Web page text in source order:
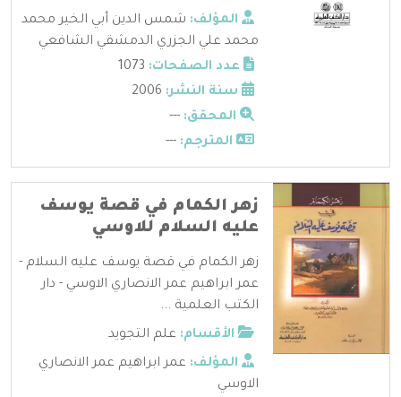
المؤلف: شمس الدين أبي الخير محمد
محمد علي الجزري الدمشقي الشافعي
عدد الصفحات:
سنة النشر:
المحقق: ---
المترجم: ---
زهر الكمام في قصة يوسف
عليه السلام للاوسي
زهر الكمام في قصة يوسف عليه السلام -
عمر ابراهيم عمر الانصاري الاوسي - دار
الكتب العلمية ...
الأقسام: علم التجويد
المؤلف: عمر ابراهيم عمر الانصاري
الاوسي